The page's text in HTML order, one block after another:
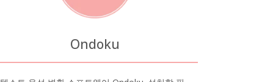
Ondoku